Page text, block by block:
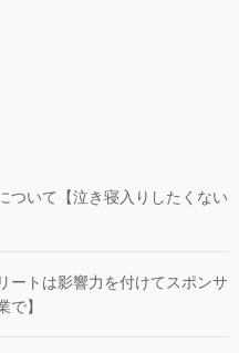
ついて【泣き寝入りしたくない
ートは影響力を付けてスポンサ
で】